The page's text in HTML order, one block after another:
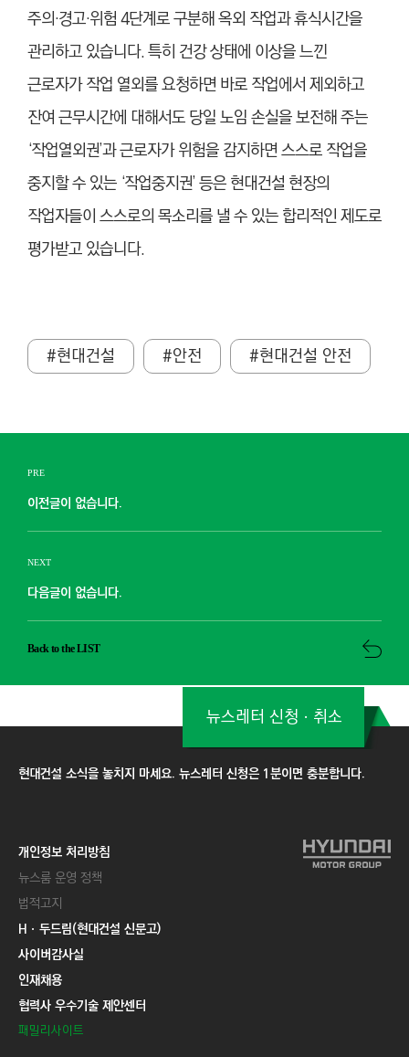
주의·경고·위험 4단계로 구분해 옥외 작업과 휴식시간을
관리하고 있습니다. 특히 건강 상태에 이상을 느낀
근로자가 작업 열외를 요청하면 바로 작업에서 제외하고
잔여 근무시간에 대해서도 당일 노임 손실을 보전해 주는
‘작업열외권’과 근로자가 위험을 감지하면 스스로 작업을
중지할 수 있는 ‘작업중지권’ 등은 현대건설 현장의
작업자들이 스스로의 목소리를 낼 수 있는 합리적인 제도로
평가받고 있습니다.
#현대건설 #안전 #현대건설 안전
PRE
이전글이 없습니다.
NEXT
다음글이 없습니다.
Back to the LIST
현대건설 소식을 놓치지 마세요. 뉴스레터 신청은 1분이면 충분합니다.
뉴스레터 신청ㆍ취소
개인정보 처리방침
뉴스룸 운영 정책
법적고지
Hㆍ두드림(현대건설 신문고)
사이버감사실
인재채용
협력사 우수기술 제안센터
패밀리사이트